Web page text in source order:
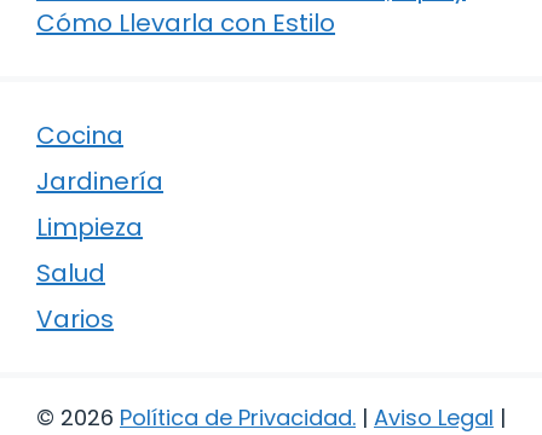
Cómo Llevarla con Estilo
Cocina
Jardinería
Limpieza
Salud
Varios
© 2026 Política de Privacidad. | Aviso Legal |